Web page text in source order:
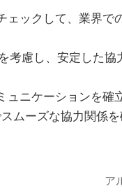
ックして、業界で
考慮し、安定した
ニケーションを確
ムーズな協力関係を
ア